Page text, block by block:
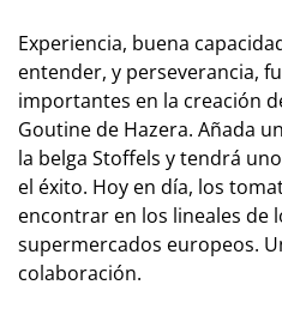
Experiencia, buena
entender, y perseverancia,
importantes en la creación
Goutine de Hazera. Añada
la belga Stoffels y tendrá
el éxito. Hoy en día, los
encontrar en los lineales de
supermercados europeos.
colaboración.